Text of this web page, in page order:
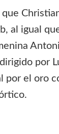
al igual
por
por el oro